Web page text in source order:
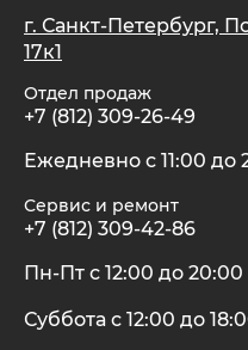
г. Санкт-Петербург,
17к1
Отдел продаж
+7 (812) 309-26-49
Ежедневно с 11:00 до
Сервис и ремонт
+7 (812) 309-42-86
Пн-Пт с 12:00 до 20:00
Суббота с 12:00 до